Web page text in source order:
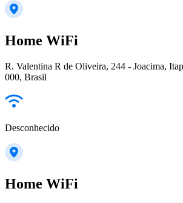
Home WiFi
R. Valentina R de Oliveira, 244 - Joacima,
000, Brasil
Desconhecido
Home WiFi